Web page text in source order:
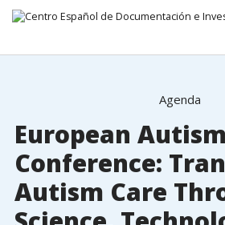
Agenda
European Autism
Conference:
Autism Care